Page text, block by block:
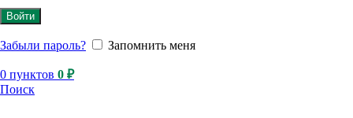
Войти
Забыли пароль? Запомнить меня
0 пунктов 0 ₽
Поиск